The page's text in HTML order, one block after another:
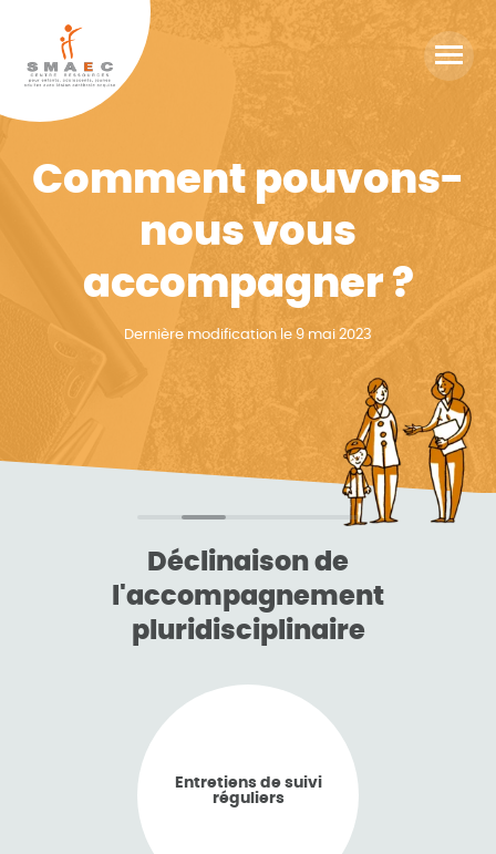
Comment pouvons-
nous vous
accompagner ?
Dernière modification le 9 mai 2023
Déclinaison de
l'accompagnement
pluridisciplinaire
Entretiens de suivi
réguliers
Cookies management panel